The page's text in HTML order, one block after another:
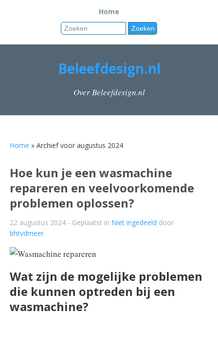
Home
Beleefdesign.nl
Over Beleefdesign.nl
Home » Archief voor augustus 2024
Hoe kun je een wasmachine
repareren en veelvoorkomende
problemen oplossen?
22 augustus 2024 - Geplaatst in Niet ingedeeld door
bhtvdmeer
Wat zijn de mogelijke problemen
die kunnen optreden bij een
wasmachine?